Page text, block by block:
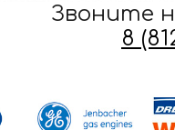
Звоните
8